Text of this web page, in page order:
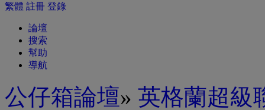
繁體 註冊 登錄
論壇
搜索
幫助
導航
公仔箱論壇» 英格蘭超級